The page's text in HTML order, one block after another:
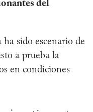
del
sido escenario de
a prueba la
en condiciones